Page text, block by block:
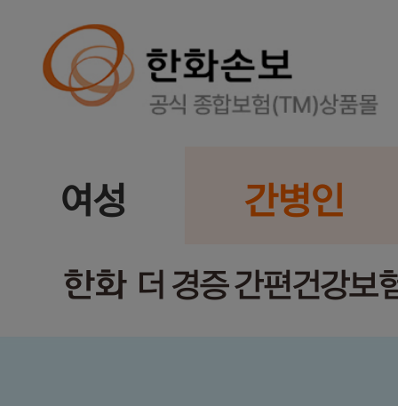
여성 간병인
한화 더 경증 간편건강